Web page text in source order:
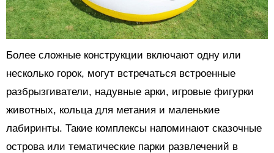
Более сложные конструкции включают одну или
несколько горок, могут встречаться встроенные
разбрызгиватели, надувные арки, игровые фигурки
животных, кольца для метания и маленькие
лабиринты. Такие комплексы напоминают сказочные
острова или тематические парки развлечений в